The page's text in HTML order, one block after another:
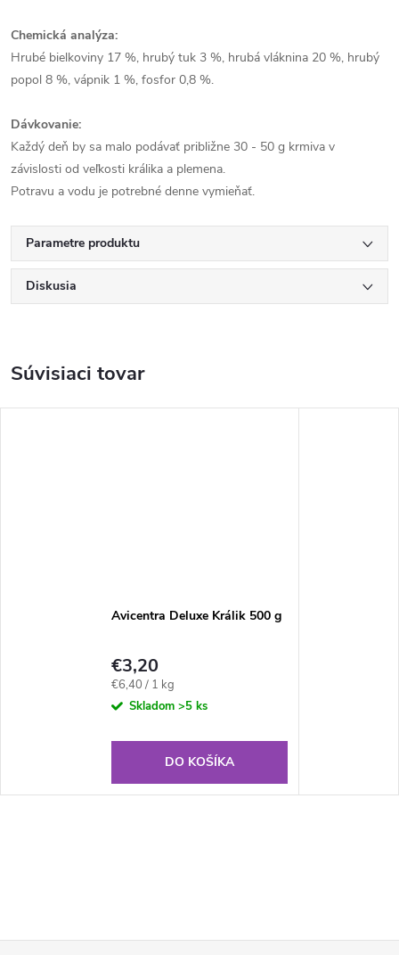
Chemická analýza:
Hrubé bielkoviny 17 %, hrubý tuk 3 %, hrubá vláknina 20 %, hrubý
popol 8 %, vápnik 1 %, fosfor 0,8 %.
Dávkovanie:
Každý deň by sa malo podávať približne 30 - 50 g krmiva v
závislosti od veľkosti králika a plemena.
Potravu a vodu je potrebné denne vymieňať.
Parametre produktu
Diskusia
Súvisiaci tovar
Avicentra Deluxe Králik 500 g
€3,20
Jednotková
cena:
€6,40 / 1 kg
Skladom >5 ks
DO KOŠÍKA